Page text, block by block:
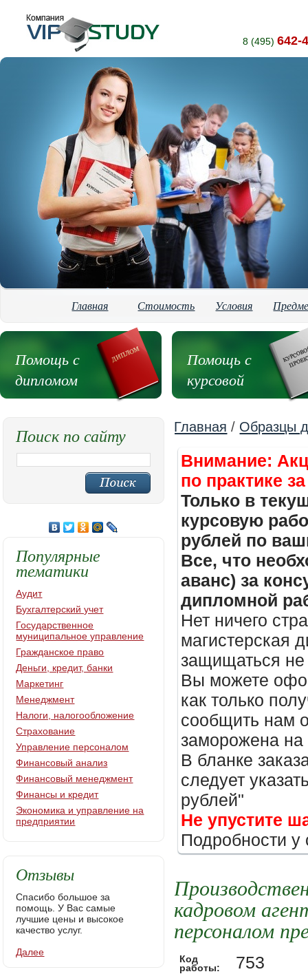
8 (495) 642-
Главная Стоимость Условия
Помощь с
дипломом
Помощь с
курсовой
Главная / Образцы
Внимание:
по практике
Только в
курсовую
рублей по
Все, что
аванс) за
дипломной
Нет ничего
магистерская
защищаться не
Вы можете
как только
сообщить нам
заморожена
В бланке
следует
рублей"
Не упустите
Подробности
кадровом
персоналом
Код
работы:
753
Поиск по сайту
Популярные
тематики
Аудит
Бухгалтерский учет
Государственное
муниципальное управление
Гражданское право
Деньги, кредит, банки
Маркетинг
Менеджмент
Налоги, налогообложение
Страхование
Управление персоналом
Финансовый анализ
Финансовый менеджмент
Финансы и кредит
Экономика и управление на
предприятии
Отзывы
Спасибо большое за
помощь. У Вас самые
лучшие цены и высокое
качество услуг.
Далее